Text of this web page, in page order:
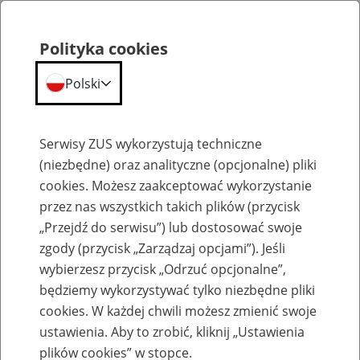
Emerytury
Baza zlikwidowanych lub
przekształconych zakładów pracy
Polityka cookies
Polski
Serwisy ZUS wykorzystują techniczne
(niezbędne) oraz analityczne (opcjonalne) pliki
cookies. Możesz zaakceptować wykorzystanie
przez nas wszystkich takich plików (przycisk
„Przejdź do serwisu”) lub dostosować swoje
zgody (przycisk „Zarządzaj opcjami”). Jeśli
wybierzesz przycisk „Odrzuć opcjonalne”,
będziemy wykorzystywać tylko niezbędne pliki
cookies. W każdej chwili możesz zmienić swoje
ustawienia. Aby to zrobić, kliknij „Ustawienia
plików cookies” w stopce.